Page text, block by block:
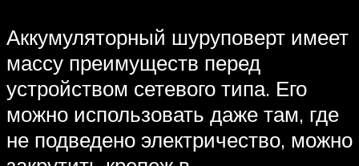
Аккумуляторный шуруповерт имеет
массу преимуществ перед
устройством сетевого типа. Его
можно использовать даже там, где
не подведено электричество, можно